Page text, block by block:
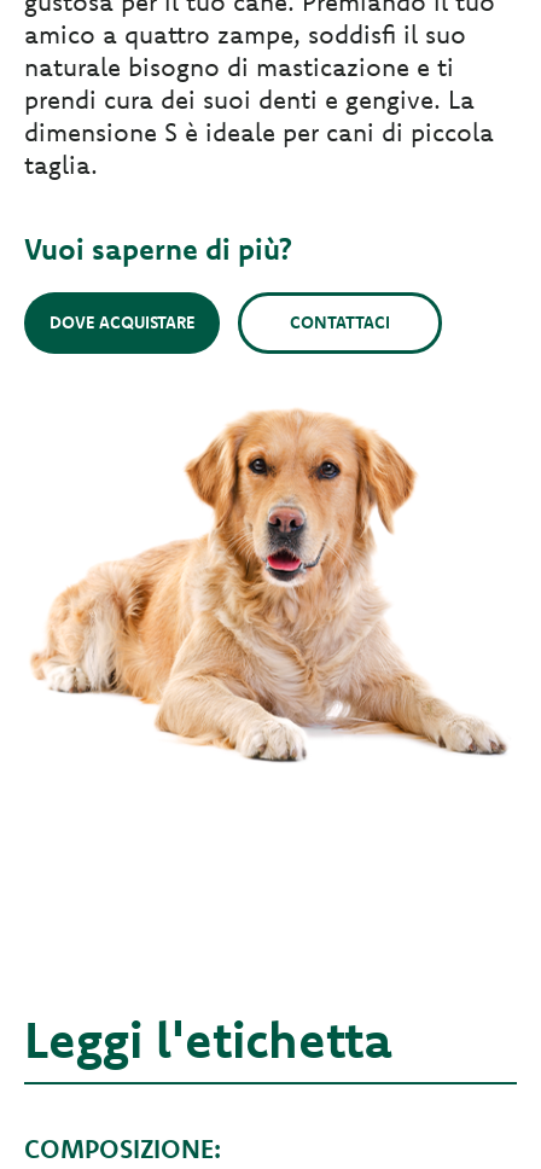
amico a quattro zampe, soddisfi il suo
naturale bisogno di masticazione e ti
prendi cura dei suoi denti e gengive. La
dimensione S è ideale per cani di piccola
taglia.
Vuoi saperne di più?
DOVE ACQUISTARE CONTATTACI
Leggi l'etichetta
COMPOSIZIONE: